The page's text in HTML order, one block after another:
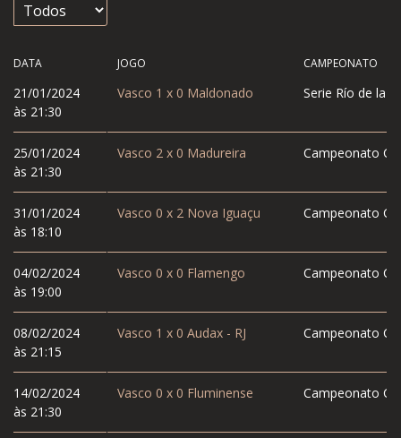
DATA
21/01/2024
às 21:30
25/01/2024
às 21:30
31/01/2024
às 18:10
04/02/2024
às 19:00
08/02/2024
às 21:15
14/02/2024
às 21:30
JOGO CAMPEONATO
Vasco 1 x 0 Maldonado Serie Río de la
Vasco 2 x 0 Madureira Campeonato
Vasco 0 x 2Nova Iguaçu Campeonato
Vasco 0 x 0 Flamengo Campeonato
Vasco 1 x 0 Audax - RJ Campeonato
Vasco 0 x 0 Fluminense Campeonato